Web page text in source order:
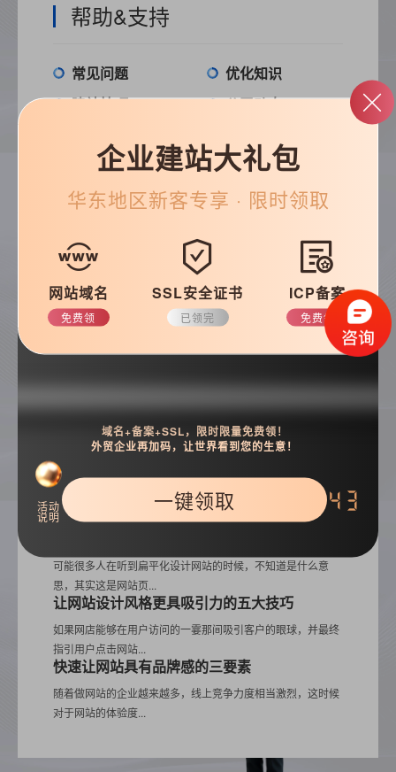
帮助&支持
常见问题
优化知识
建站技巧
公司动态
搜索
热门推荐
企业网站安全维护四要素及注意事项
随着互联网的高速发展，网站成为企业重点关注对象，网站运
网站主页设计应注意什么？
在网站设计中，网站的主页是非常重要的。首页的好坏将直接
影响到整个网站的...
可能很多人在听到扁平化设计网站的时候，不知道是什么意
思，其实这是网站页...
让网站设计风格更具吸引力的五大技巧
如果网店能够在用户访问的一霎那间吸引客户的眼球，并最终
指引用户点击网站...
快速让网站具有品牌感的三要素
随着做网站的企业越来越多，线上竞争力度相当激烈，这时候
对于网站的体验度...
企业建站大礼包
华东地区新客专享 · 限时领取
网站域名
免费领
SSL安全证书
已领完
ICP备案
免费领
活动
说明
域名+备案+SSL，限时限量免费领！
外贸企业再加码，让世界看到您的生意！
一键领取 42